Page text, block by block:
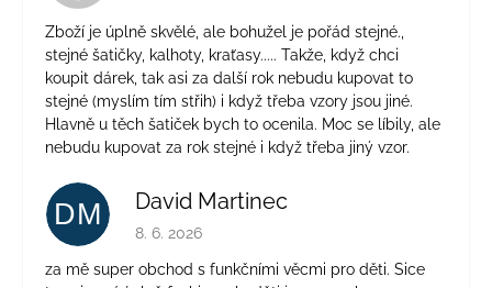
Zboží je úplně skvělé, ale bohužel je pořád stejné.,
stejné šatičky, kalhoty, kraťasy..... Takže, když chci
koupit dárek, tak asi za další rok nebudu kupovat to
stejné (myslím tím střih) i když třeba vzory jsou jiné.
Hlavně u těch šatiček bych to ocenila. Moc se líbily, ale
nebudu kupovat za rok stejné i když třeba jiný vzor.
DM David Martinec
Hodnocení obchodu je 5 z 5 hvězdiček.
8. 6. 2026
za mě super obchod s funkčními věcmi pro děti. Sice